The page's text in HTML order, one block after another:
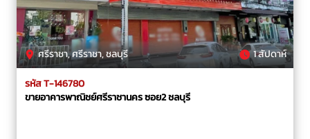
ศรีราชา, ศรีราชา, ชลบุรี 1 สัปดาห์
รหัส T-146780
ขายอาคารพาณิชย์ศรีราชานคร ซอย2 ชลบุรี